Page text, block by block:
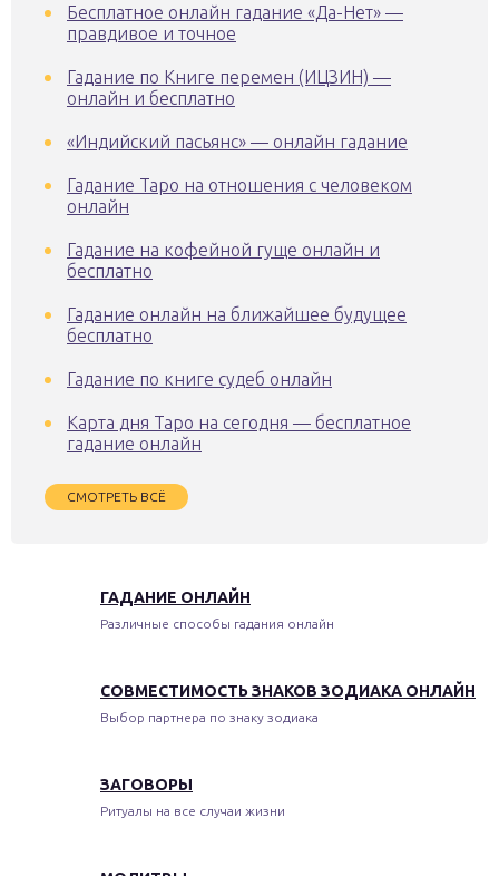
Бесплатное онлайн гадание «Да-Нет» —
правдивое и точное
Гадание по Книге перемен (ИЦЗИН) —
онлайн и бесплатно
«Индийский пасьянс» — онлайн гадание
Гадание Таро на отношения с человеком
онлайн
Гадание на кофейной гуще онлайн и
бесплатно
Гадание онлайн на ближайшее будущее
бесплатно
Гадание по книге судеб онлайн
Карта дня Таро на сегодня — бесплатное
гадание онлайн
СМОТРЕТЬ ВСЁ
ГАДАНИЕ ОНЛАЙН
Различные способы гадания онлайн
СОВМЕСТИМОСТЬ ЗНАКОВ ЗОДИАКА ОНЛАЙН
Выбор партнера по знаку зодиака
ЗАГОВОРЫ
Ритуалы на все случаи жизни